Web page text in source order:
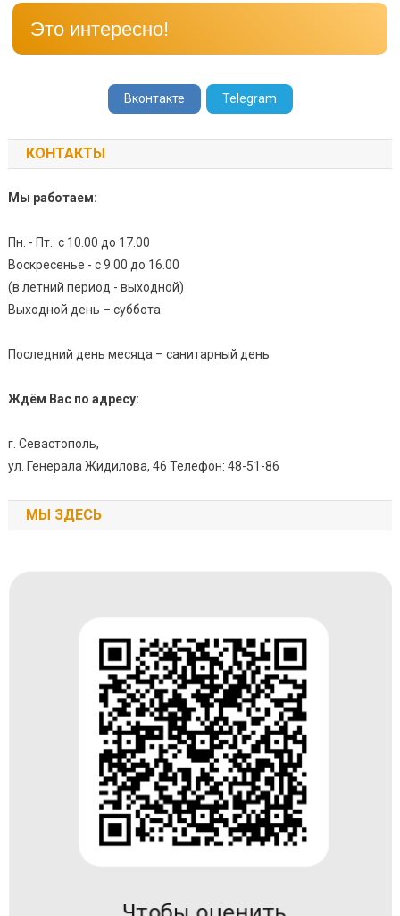
Это интересно!
Вконтакте Telegram
КОНТАКТЫ
Мы работаем:
Пн. - Пт.: с 10.00 до 17.00
Воскресенье - с 9.00 до 16.00
(в летний период - выходной)
Выходной день – суббота
Последний день месяца – санитарный день
Ждём Вас по адресу:
г. Севастополь,
ул. Генерала Жидилова, 46 Телефон: 48-51-86
МЫ ЗДЕСЬ